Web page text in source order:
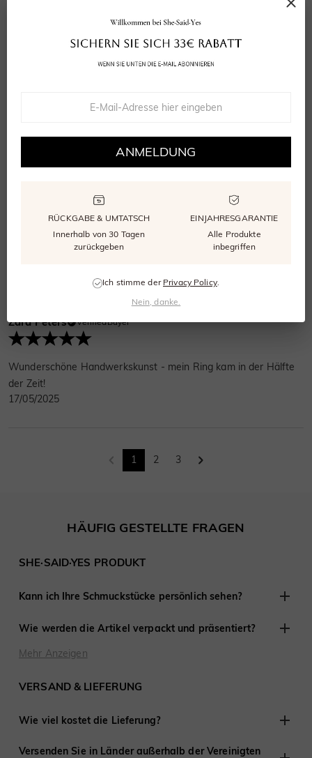
VerifiedBuyer
Fantastisch!! Brauchte einen Qualitätsring mit Individualisierung
VerifiedBuyer
Sehr zart und wunderschön!
Zara Peters VerifiedBuyer
Wunderschöne Handwerkskunst - mein Ring kam in der Hälfte
der Zeit!
17/05/2025
1 2 3
HÄUFIG GESTELLTE FRAGEN
SHE·SAID·YES PRODUKT
Kann ich Ihre Schmuckstücke persönlich sehen?
Obwohl wir keine Einzelhandelsgeschäfte anderswo haben,
sind wir erfahren darin, mit Kunden aus der Ferne zu
arbeiten und haben an Tausenden von Verlobungen und
Hochzeiten auf der ganzen Welt teilgenommen.
Wie werden die Artikel verpackt und präsentiert?
Bei SHE·SAID·YES ist die Präsentation entscheidend, daher
Schmuck von uns kaufen. Jede Bestellung wird fertig zum
Mehr Anzeigen
VERSAND & LIEFERUNG
Wie viel kostet die Lieferung?
Wir bieten kostenlosen Versand in die Vereinigten Staaten
Versenden Sie in Länder außerhalb der Vereinigten
ANMELDUNG
RÜCKGABE & UMTATSCH
Innerhalb von 30 Tagen
zurückgeben
EINJAHRESGARANTIE
Alle Produkte
inbegriffen
Ich stimme der Privacy Policy.
Nein, danke.